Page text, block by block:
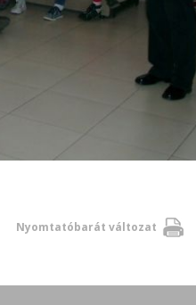
Nyomtatóbarát változat